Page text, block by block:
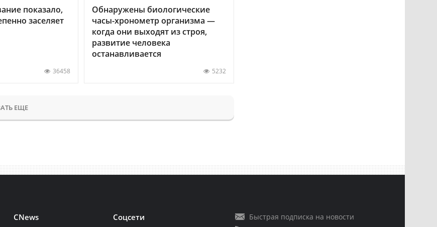
показало,
заселяет
36458
Обнаружены биологические
часы-хронометр организма —
когда они выходят из строя,
развитие человека
останавливается
5232
ЕЩЕ
CNews Соцсети
Быстрая подписка на новости